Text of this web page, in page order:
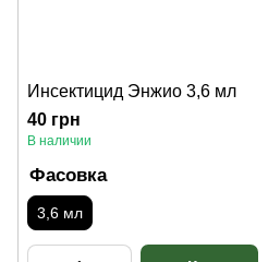
Инсектицид Энжио 3,6 мл
40 грн
В наличии
Фасовка
3,6 мл